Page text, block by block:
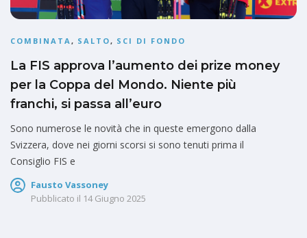
COMBINATA, SALTO, SCI DI FONDO
La FIS approva l’aumento dei prize money
per la Coppa del Mondo. Niente più
franchi, si passa all’euro
Sono numerose le novità che in queste emergono dalla
Svizzera, dove nei giorni scorsi si sono tenuti prima il
Consiglio FIS e
Fausto Vassoney
Pubblicato il 14 Giugno 2025